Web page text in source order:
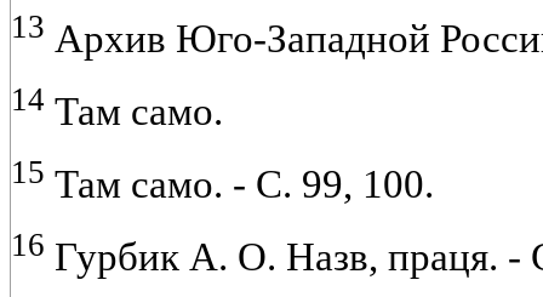
13 Архив Юго-Западной
14 Там само.
15 Там само. - С. 99, 100.
16 Гурбик А. О. Назв, праця. -